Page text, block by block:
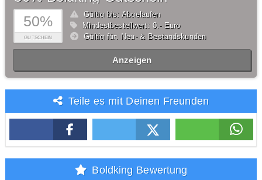
50%
GUTSCHEIN
Gültig bis: Abgelaufen
Mindestbestellwert: 0,- Euro
Gültig für: Neu- & Bestandskunden
Anzeigen
Teile es mit Deinen Freunden
Boldking Bewertung